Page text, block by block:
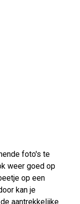
foto's te
weer goed op
op een
kan je
aantrekkelijke